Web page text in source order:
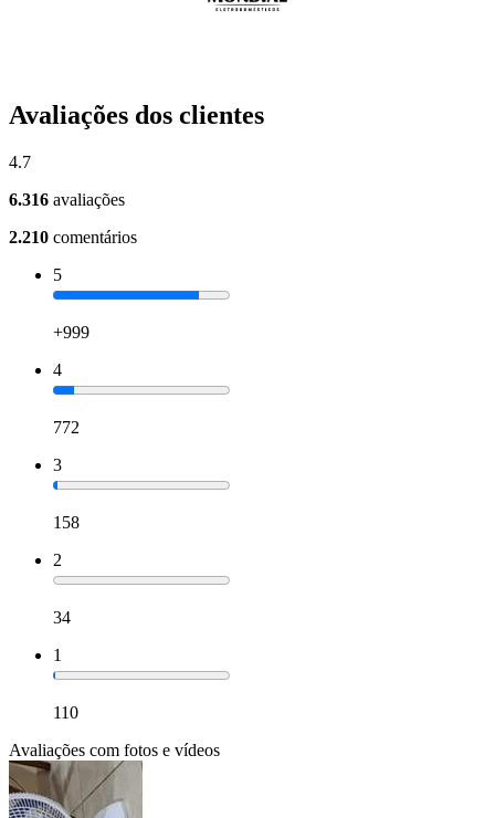
Avaliações dos clientes
4.7
6.316 avaliações
2.210 comentários
5
+999
4
772
3
158
2
34
1
110
Avaliações com fotos e vídeos